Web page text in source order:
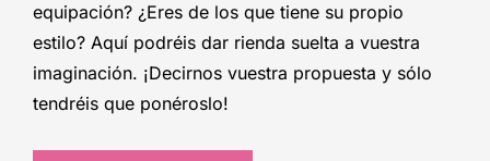
equipación? ¿Eres de los que tiene su propio
estilo? Aquí podréis dar rienda suelta a vuestra
imaginación. ¡Decirnos vuestra propuesta y sólo
tendréis que ponéroslo!